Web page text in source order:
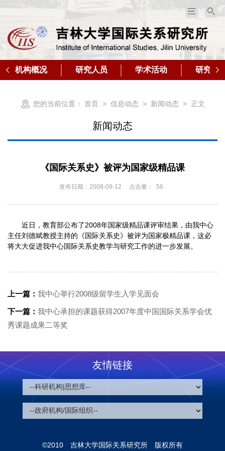
机构概况 研究人员 学术活动 研究成
您的当前位置： 首页> 信息动态> 新闻动态> 正文
新闻动态
《国际关系史》被评为国家级精品课
发布日期：2008-09-12 点击量： 56
近日，教育部公布了2008年国家级精品课评审结果，由我中心
主任刘德斌教授主持的《国际关系史》被评为国家极精品课，这必
将大大促进我中心国际关系史教学与研究工作的进一步发展。
上一篇： 我中心举行2008级留学生入学见面会
下一篇： 我中心承担的课题获得2007年度中国国际关系学会优
秀课题成果二等奖
友情链接
©2010 吉林大学国际关系研究所 版权所有